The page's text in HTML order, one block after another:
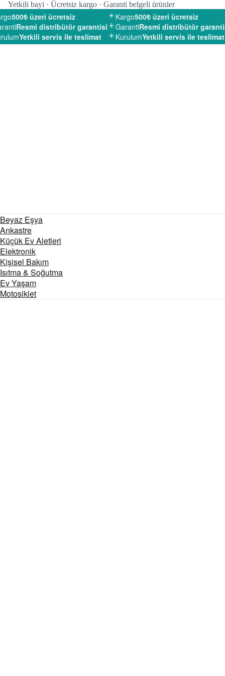
Yetkili bayi · Ücretsiz kargo · Garanti belgeli ürünler
500₺ üzeri ücretsiz
Resmi distribütör garantisi
Yetkili servis ile teslimat
Kargo500₺ üzeri ücretsiz
GarantiResmi distribütör
KurulumYetkili servis ile teslimat
Beyaz Eşya
Ankastre
Küçük Ev Aletleri
Elektronik
Kişisel Bakım
Isıtma & Soğutma
Ev Yaşam
Motosiklet